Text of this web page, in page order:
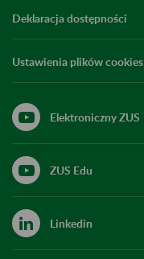
Deklaracja dostępności
Ustawienia plików cookies
Elektroniczny ZUS
ZUS Edu
Linkedin